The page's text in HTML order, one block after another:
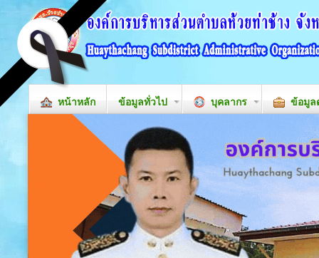
หน้าหลัก ข้อมูลทั่วไป บุคลากร ข้อมูล